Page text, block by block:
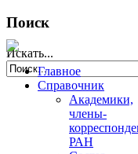
Поиск
Искать...
Главное
Справочник
Академики,
члены-
РАН